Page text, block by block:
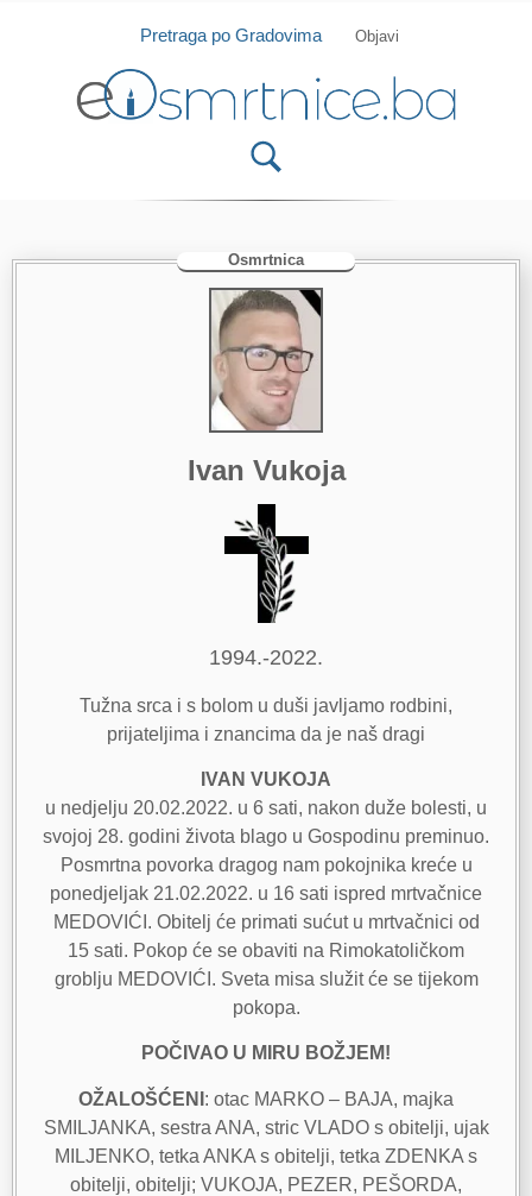
Isprobajte našu Android i IOS aplikaciju
Pretraga po Gradovima Objavi
Osmrtnica
Ivan Vukoja
1994.-2022.
Tužna srca i s bolom u duši javljamo rodbini,
prijateljima i znancima da je naš dragi
IVAN VUKOJA
u nedjelju 20.02.2022. u 6 sati, nakon duže bolesti, u
svojoj 28. godini života blago u Gospodinu preminuo.
Posmrtna povorka dragog nam pokojnika kreće u
ponedjeljak 21.02.2022. u 16 sati ispred mrtvačnice
MEDOVIĆI. Obitelj će primati sućut u mrtvačnici od
15 sati. Pokop će se obaviti na Rimokatoličkom
groblju MEDOVIĆI. Sveta misa služit će se tijekom
pokopa.
POČIVAO U MIRU BOŽJEM!
OŽALOŠĆENI : otac MARKO – BAJA, majka
SMILJANKA, sestra ANA, stric VLADO s obitelji, ujak
MILJENKO, tetka ANKA s obitelji, tetka ZDENKA s
obitelji, obitelji; VUKOJA, PEZER, PEŠORDA,